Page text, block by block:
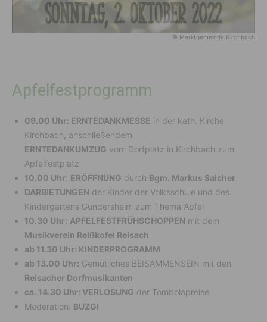
© Marktgemeinde Kirchbach
Apfelfestprogramm
09.00 Uhr: ERNTEDANKMESSE in der kath. Kirche
Kirchbach, anschließendem
ERNTEDANKUMZUG vom Dorfplatz in Kirchbach zum
Apfelfestplatz
10.00 Uhr: ERÖFFNUNG durch Bgm. Markus Salcher
DARBIETUNGEN der Kinder der Volksschule und des
Kindergartens Gundersheim zum Thema Apfel
10.30 Uhr: APFELFESTFRÜHSCHOPPEN mit dem
Musikverein Reißkofel Reisach
ab 11.30 Uhr: KINDERPROGRAMM
ab 13.00 Uhr: Gemütliches BEISAMMENSEIN mit den
Reisacher Dorfmusikanten
ca. 14.30 Uhr: VERLOSUNG der Tombolapreise
Moderation: BUZGI